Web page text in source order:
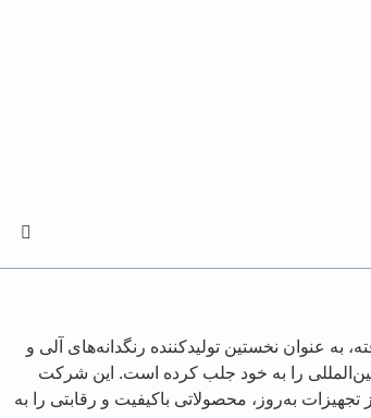
به عنوان نخستین تولیدکننده رنگدانه‌های آلی و
را به خود جلب کرده است. این شرکت
تجهیزات به‌روز، محصولاتی باکیفیت و رقابتی را به